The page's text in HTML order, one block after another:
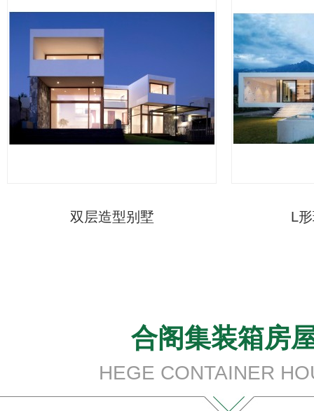
双层造型别墅 L
合阁集装箱房
HEGE CONTAINER